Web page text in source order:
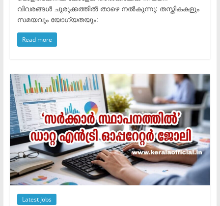
വിവരങ്ങൾ ചുരുക്കത്തിൽ താഴെ നൽകുന്നു: ​തസ്തികകളും
സമയവും യോഗ്യതയും:
Read more
Latest Jobs